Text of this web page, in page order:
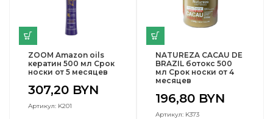
ZOOM Amazon oils
кератин 500 мл Срок
носки от 5 месяцев
307,20 BYN
Артикул: K201
NATUREZA CACAU DE
BRAZIL ботокс 500
мл Срок носки от 4
месяцев
196,80 BYN
Артикул: K373